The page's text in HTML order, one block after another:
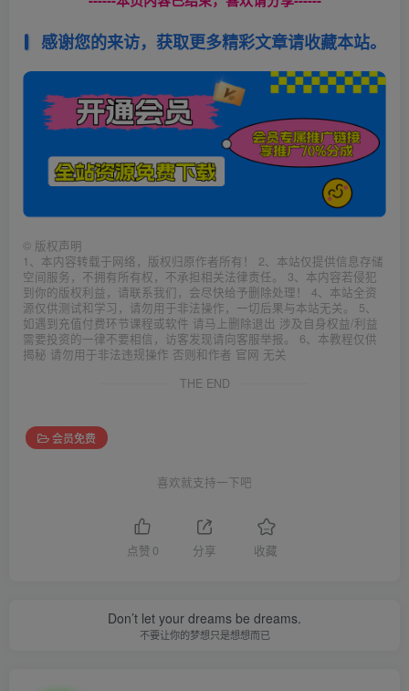
感谢您的来访，获取更多精彩文章请收藏本站。
© 版权声明
1、本内容转载于网络，版权归原作者所有！ 2、本站仅提供信息存储
空间服务，不拥有所有权，不承担相关法律责任。 3、本内容若侵犯
到你的版权利益，请联系我们，会尽快给予删除处理！ 4、本站全资
源仅供测试和学习，请勿用于非法操作，一切后果与本站无关。 5、
如遇到充值付费环节课程或软件 请马上删除退出 涉及自身权益/利益
需要投资的一律不要相信，访客发现请向客服举报。 6、本教程仅供
揭秘 请勿用于非法违规操作 否则和作者 官网 无关
THE END
会员免费
喜欢就支持一下吧
点赞 0 分享 收藏
Don’t let your dreams be dreams.
不要让你的梦想只是想想而已